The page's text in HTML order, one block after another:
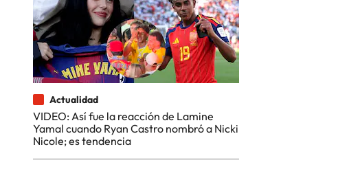
Actualidad
VIDEO: Así fue la reacción de Lamine
Yamal cuando Ryan Castro nombró a Nicki
Nicole; es tendencia